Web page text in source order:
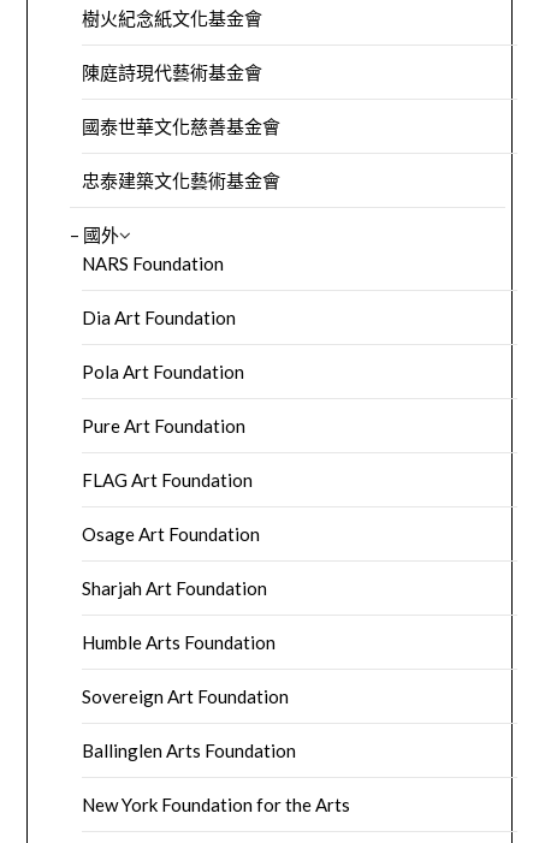
樹火紀念紙文化基金會
陳庭詩現代藝術基金會
國泰世華文化慈善基金會
忠泰建築文化藝術基金會
– 國外
NARS Foundation
Dia Art Foundation
Pola Art Foundation
Pure Art Foundation
FLAG Art Foundation
Osage Art Foundation
Sharjah Art Foundation
Humble Arts Foundation
Sovereign Art Foundation
Ballinglen Arts Foundation
New York Foundation for the Arts